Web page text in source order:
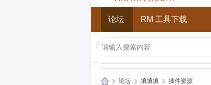
论坛 RM 工具下载
» 论坛 › 填填填 › 插件资源